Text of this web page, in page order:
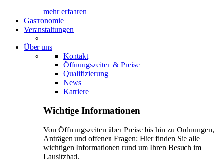
mehr erfahren
Gastronomie
Veranstaltungen
Über uns
Kontakt
Öffnungszeiten & Preise
Qualifizierung
News
Karriere
Wichtige Informationen
Von Öffnungszeiten über Preise bis hin zu Ordnungen,
Anträgen und offenen Fragen: Hier finden Sie alle
wichtigen Informationen rund um Ihren Besuch im
Lausitzbad.